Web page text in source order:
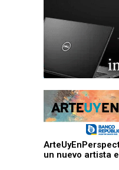
un nuevo artista